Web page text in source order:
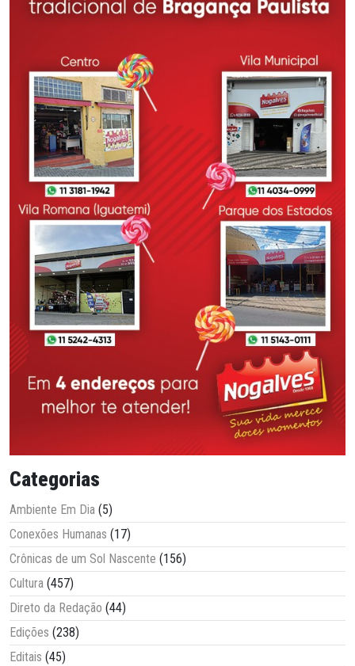
Categorias
Ambiente Em Dia (5)
Conexões Humanas (17)
Crônicas de um Sol Nascente (156)
Cultura (457)
Direto da Redação (44)
Edições (238)
Editais (45)